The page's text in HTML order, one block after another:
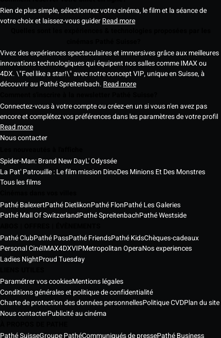
Rien de plus simple, sélectionnez votre cinéma, le film et la séance de
votre choix et laissez-vous guiderRead more
Vivez des expériences spectaculaires et immersives grâce aux meilleures
innovations technologiques qui équipent nos salles comme IMAX ou
4DX. \"Feel like a star!\" avec notre concept VIP, unique en Suisse, à
découvrir au Pathé Spreitenbach. Read more
Connectez-vous à votre compte ou créez-en un si vous n'en avez pas
encore et complétez vos préférences dans les paramètres de votre profil
Read more
Nous contacter
Spider-Man: Brand New DayL' Odyssée
La Pat' Patrouille : Le film mission DinoDes Minions Et Des Monstres
Tous les films
Pathé BalexertPathé DietlikonPathé FlonPathé Les Galeries
Pathé Mall Of SwitzerlandPathé SpreitenbachPathé Westside
Pathé ClubPathé PassPathé FriendsPathé KidsChèques-cadeaux
Personal CinéIMAX4DXVIPMetropolitan OperaNos experiences
Ladies NightProud Tuesday
Paramétrer vos cookiesMentions légales
Conditions générales et politique de confidentialité
Charte de protection des données personnellesPolitique CVDPlan du site
Nous contacterPublicité au cinéma
Pathé SuisseGroupe PathéCommuniqués de pressePathé Business